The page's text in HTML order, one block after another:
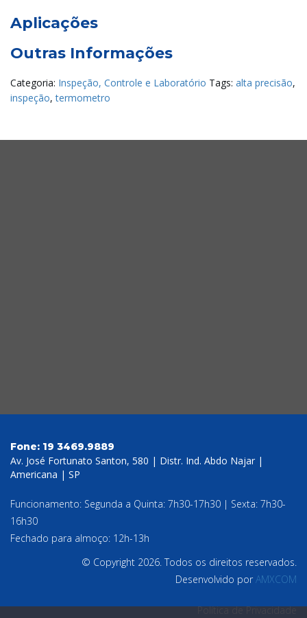
Aplicações
Outras Informações
Categoria: Inspeção, Controle e Laboratório Tags: alta precisão,
inspeção,termometro
Fone: 19 3469.9889
Av. José Fortunato Santon, 580 | Distr. Ind. Abdo Najar |
Americana | SP
Funcionamento: Segunda a Quinta: 7h30-17h30 | Sexta: 7h30-
16h30
Fechado para almoço: 12h-13h
© Copyright 2026. Todos os direitos reservados.
Desenvolvido porAMXCOM
Política de Privacidade